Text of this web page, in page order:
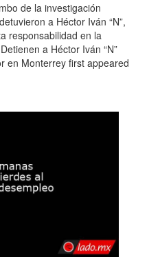
de la investigación
a Héctor Iván “N”,
responsabilidad en la
a Héctor Iván “N”
en Monterrey first appeared